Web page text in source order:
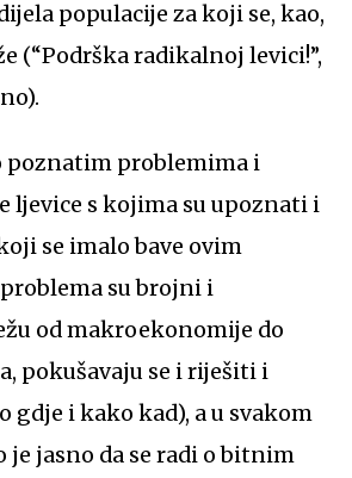
populacije za koji se, kao,
(“Podrška radikalnoj levici!”,
poznatim problemima i
ljevice s kojima su upoznati i
se imalo bave ovim
su brojni i
od makroekonomije do
pokušavaju se i riješiti i
gdje i kako kad), a u svakom
je jasno da se radi o bitnim